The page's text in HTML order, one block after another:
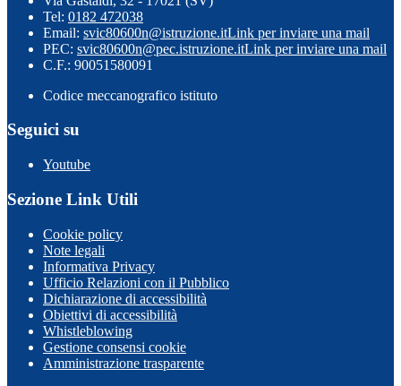
Tel: 0182 472038
Email: svic80600n@istruzione.itLink per inviare una mail
PEC: svic80600n@pec.istruzione.itLink per inviare una mail
C.F.: 90051580091
Codice meccanografico istituto
Seguici su
Youtube
Sezione Link Utili
Cookie policy
Note legali
Informativa Privacy
Ufficio Relazioni con il Pubblico
Dichiarazione di accessibilità
Obiettivi di accessibilità
Whistleblowing
Gestione consensi cookie
Amministrazione trasparente